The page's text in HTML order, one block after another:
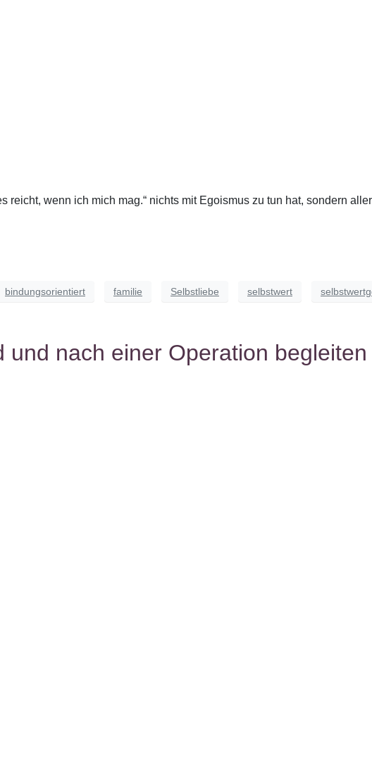
reicht, wenn ich mich mag.“ nichts mit Egoismus zu tun hat, sondern
bindungsorientiert familie Selbstliebe selbstwert
und nach einer Operation begleiten